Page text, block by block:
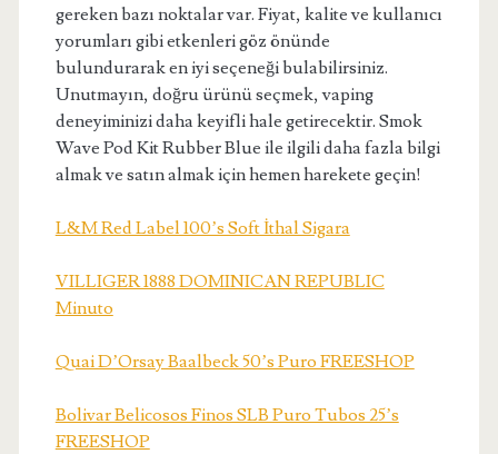
gereken bazı noktalar var. Fiyat, kalite ve kullanıcı
yorumları gibi etkenleri göz önünde
bulundurarak en iyi seçeneği bulabilirsiniz.
Unutmayın, doğru ürünü seçmek, vaping
deneyiminizi daha keyifli hale getirecektir. Smok
Wave Pod Kit Rubber Blue ile ilgili daha fazla bilgi
almak ve satın almak için hemen harekete geçin!
L&M Red Label 100’s Soft İthal Sigara
VILLIGER 1888 DOMINICAN REPUBLIC
Minuto
Quai D’Orsay Baalbeck 50’s Puro FREESHOP
Bolivar Belicosos Finos SLB Puro Tubos 25’s
FREESHOP